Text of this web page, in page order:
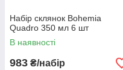
Набір склянок Bohemia
Quadro 350 мл 6 шт
В наявності
983 ₴/набір